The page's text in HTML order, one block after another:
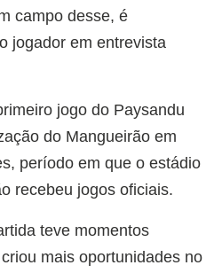
campo desse, é
jogador em entrevista
jogo do Paysandu
do Mangueirão em
período em que o estádio
recebeu jogos oficiais.
teve momentos
mais oportunidades no